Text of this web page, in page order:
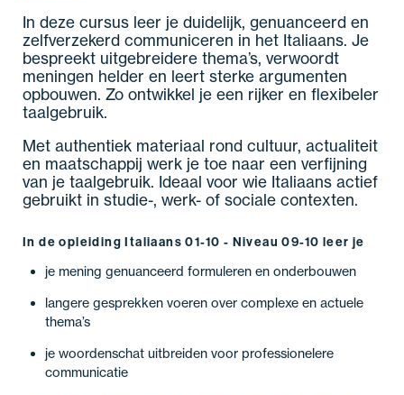
In deze cursus leer je duidelijk, genuanceerd en
zelfverzekerd communiceren in het Italiaans. Je
bespreekt uitgebreidere thema’s, verwoordt
meningen helder en leert sterke argumenten
opbouwen. Zo ontwikkel je een rijker en flexibeler
taalgebruik.
Met authentiek materiaal rond cultuur, actualiteit
en maatschappij werk je toe naar een verfijning
van je taalgebruik. Ideaal voor wie Italiaans actief
gebruikt in studie-, werk- of sociale contexten.
In de opleiding Italiaans 01-10 - Niveau 09-10 leer je
je mening genuanceerd formuleren en onderbouwen
langere gesprekken voeren over complexe en actuele
thema’s
je woordenschat uitbreiden voor professionelere
communicatie